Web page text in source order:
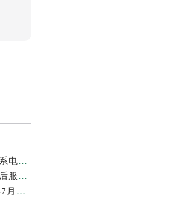
亲身到店探访上海劳力士官方售后服务中心｜地址与联系电话（2026年7月最新）
亲身探访上海劳力士官方售后服务中心｜详细地址及售后服务电话（2026年7月最新）
上海劳力士维修费最新收费标准明细权威公示（2026年7月最新）